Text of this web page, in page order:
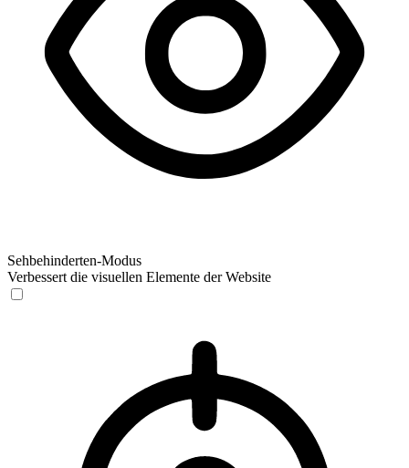
Sehbehinderten-Modus
Verbessert die visuellen Elemente der Website